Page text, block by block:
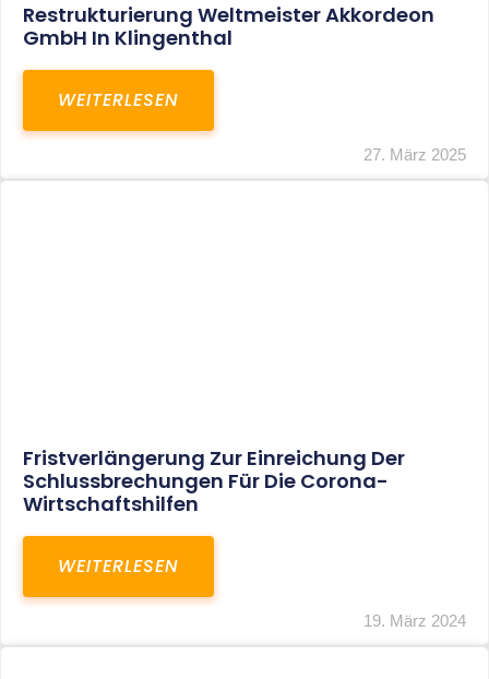
Restrukturierung Weltmeister Akkordeon
GmbH In Klingenthal
WEITERLESEN
27. März 2025
Fristverlängerung Zur Einreichung Der
Schlussbrechungen Für Die Corona-
Wirtschaftshilfen
WEITERLESEN
19. März 2024